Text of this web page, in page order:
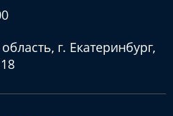
г. Екатеринбург,